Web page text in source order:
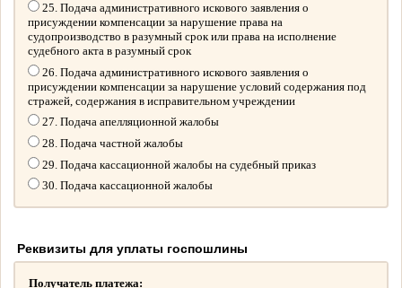
25. Подача административного искового заявления о
присуждении компенсации за нарушение права на
судопроизводство в разумный срок или права на исполнение
судебного акта в разумный срок
26. Подача административного искового заявления о
присуждении компенсации за нарушение условий содержания под
стражей, содержания в исправительном учреждении
27. Подача апелляционной жалобы
28. Подача частной жалобы
29. Подача кассационной жалобы на судебный приказ
30. Подача кассационной жалобы
Реквизиты для уплаты госпошлины
Получатель платежа: